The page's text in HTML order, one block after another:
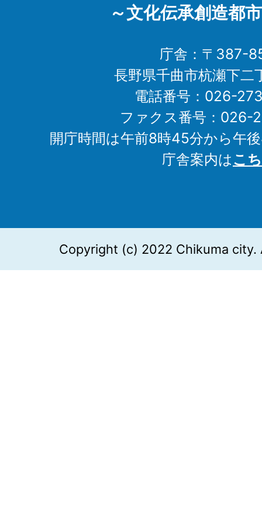
～文化伝承創造都
庁舎：〒387-
長野県千曲市杭瀬下二
電話番号：026-
ファクス番号：026-
開庁時間は午前8時45分から午
庁舎案内はこ
Copyright (c) 2022 Chikuma city.